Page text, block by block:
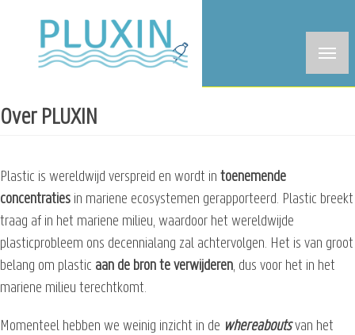
gaan
Over PLUXIN
Plastic is wereldwijd verspreid en wordt in toenemende
concentraties in mariene ecosystemen gerapporteerd. Plastic breekt
traag af in het mariene milieu, waardoor het wereldwijde
plasticprobleem ons decennialang zal achtervolgen. Het is van groot
belang om plastic aan de bron te verwijderen, dus voor het in het
mariene milieu terechtkomt.
Momenteel hebben we weinig inzicht in de whereaboutsvan het